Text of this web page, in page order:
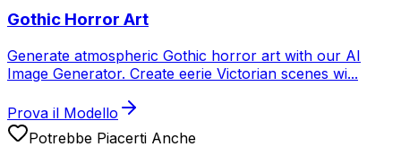
Gothic Horror Art
Generate atmospheric Gothic horror art with our AI
Image Generator. Create eerie Victorian scenes wi...
Prova il Modello
Potrebbe Piacerti Anche